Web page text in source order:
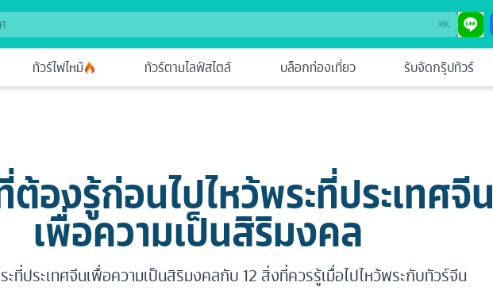
⌘K
ทัวร์ไฟไหม้ ทัวร์ตามไลฟ์สไตล์ บล็อกท่องเที่ยว รับจัดกรุ๊ปทัวร์
องรู้ก่อนไปไหว้พระที่ประเทศจีน
เพื่อความเป็นสิริมงคล
ที่ประเทศจีนเพื่อความเป็นสิริมงคลกับ 12 สิ่งที่ควรรู้เมื่อไปไหว้พระกับทัวร์จีน